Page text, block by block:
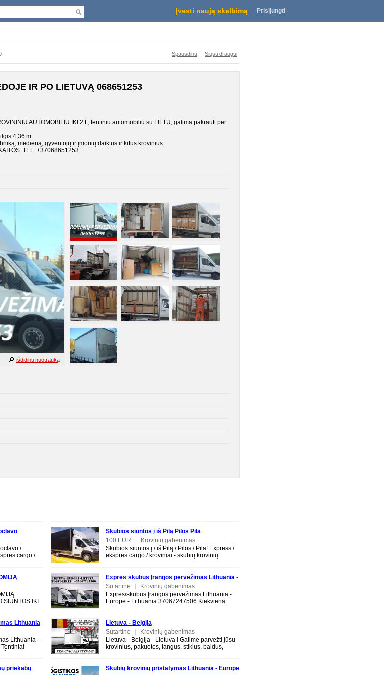
Įvesti naują skelbimą Prisijungti
Spausdinti | Siųsti draugui
IR PO LIETUVĄ 068651253
AUTOMOBILIU IKI 2 t., tentiniu automobiliu su LIFTU, galima pakrauti per
4,36 m
medieną, gyventojų ir įmonių daiktus ir kitus krovinius.
TEL. +37068651253
išdidinti nuotrauką
/
cargo /
SIUNTOS IKI
Lithuania
Lithuania -
priekabų
Skubios siuntos į iš Pilą Pilos Pila
100 EUR
|
Krovinių gabenimas
Skubios siuntos į / iš Pilą / Pilos / Pila! Express /
ekspres cargo / kroviniai - skubių krovinių
Expres skubus Įrangos pervežimas Lithuania -
Europe - Lithuania 37067247506
Sutartinė |
Krovinių gabenimas
Expres/skubus Įrangos pervežimas Lithuania -
Europe - Lithuania 37067247506 Kiekviena
Lietuva - Belgija
Sutartinė
|
Krovinių gabenimas
Lietuva - Belgija - Lietuva ! Galime parvežti jūsų
krovinius, pakuotes, langus, stiklus, baldus,
Skubių krovinių pristatymas Lithuania - Europe